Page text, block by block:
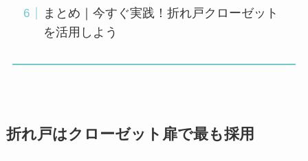
まとめ｜今すぐ実践！折れ戸クローゼット
を活用しよう
折れ戸はクローゼット扉で最も採用